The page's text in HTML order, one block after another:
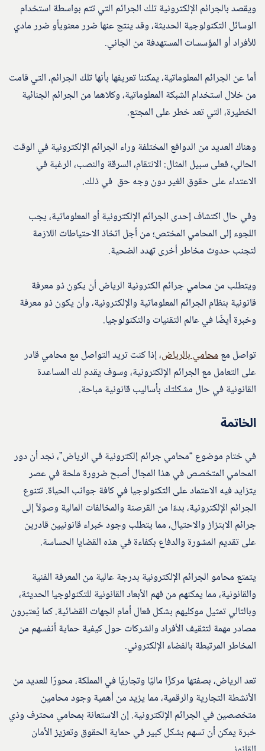
ويقصد بالجرائم الإلكترونية تلك الجرائم التي تتم بواسطة استخدام
الوسائل التكنولوجية الحديثة، وقد ينتج عنها ضرر معنويأو ضرر مادي
للأفراد أو المؤسسات المستهدفة من الجاني.
أما عن الجرائم المعلوماتية، يمكننا تعريفها بأنها تلك الجرائم، التي قامت
من خلال استخدام الشبكة المعلوماتية، وكلاهما من الجرائم الجنائية
الخطيرة، التي تعد خطر على المجتع.
وهناك العديد من الدوافع المختلفة وراء الجرائم الإلكترونية في الوقت
الحالي، فعلى سبيل المثال: الانتقام، السرقة والنصب، الرغبة في
الاعتداء على حقوق الغير دون وجه حق في ذلك.
وفي حال اكتشاف إحدى الجرائم الإلكترونية أو المعلوماتية، يجب
اللجوء إلى المحامي المختص؛ من أجل اتخاذ الاحتياطات اللازمة
لتجنب حدوث مخاطر أخرى تهدد الضحية.
ويتطلب من محامي جرائم الكترونية الرياض أن يكون ذو معرفة
قانونية بنظام الجرائم المعلوماتية والإلكترونية، وأن يكون ذو معرفة
وخبرة أيضًا في عالم التقنيات والتكنولوجيا.
تواصل معمحامي بالرياض، إذا كنت تريد التواصل مع محامي قادر
على التعامل مع الجرائم الإلكترونية، وسوف يقدم لك المساعدة
القانونية في حال مشكلتك بأساليب قانونية مباحة.
الخاتمة
في ختام موضوع “محامي جرائم إلكترونية في الرياض”، نجد أن دور
المحامي المتخصص في هذا المجال أصبح ضرورة ملحة في عصر
يتزايد فيه الاعتماد على التكنولوجيا في كافة جوانب الحياة. تتنوع
الجرائم الإلكترونية، بدءًا من القرصنة والمخالفات المالية وصولاً إلى
جرائم الابتزاز والاحتيال، مما يتطلب وجود خبراء قانونيين قادرين
على تقديم المشورة والدفاع بكفاءة في هذه القضايا الحساسة.
يتمتع محامو الجرائم الإلكترونية بدرجة عالية من المعرفة الفنية
والقانونية، مما يمكنهم من فهم الأبعاد القانونية للتكنولوجيا الحديثة،
وبالتالي تمثيل موكليهم بشكل فعال أمام الجهات القضائية. كما يُعتبرون
مصادر مهمة لتثقيف الأفراد والشركات حول كيفية حماية أنفسهم من
المخاطر المرتبطة بالفضاء الإلكتروني.
تعد الرياض، بصفتها مركزًا ماليًا وتجاريًا في المملكة، محورًا للعديد من
الأنشطة التجارية والرقمية، مما يزيد من أهمية وجود محامين
متخصصين في الجرائم الإلكترونية. إن الاستعانة بمحامي محترف وذي
خبرة يمكن أن تسهم بشكل كبير في حماية الحقوق وتعزيز الأمان